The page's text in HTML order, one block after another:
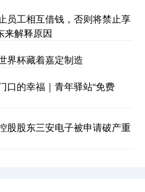
员工相互借钱，否则将禁止享
来解释原因
界杯藏着嘉定制造
口的幸福｜青年驿站“免费
股股东三安电子被申请破产重